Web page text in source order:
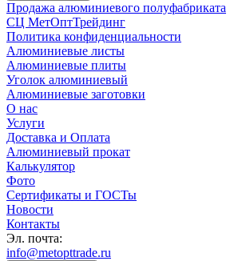
Продажа алюминиевого полуфабриката
СЦ МетОптТрейдинг
Политика конфиденциальности
Алюминиевые листы
Алюминиевые плиты
Уголок алюминиевый
Алюминиевые заготовки
О нас
Услуги
Доставка и Оплата
Алюминиевый прокат
Калькулятор
Фото
Сертификаты и ГОСТы
Новости
Контакты
Эл. почта:
info@metopttrade.ru